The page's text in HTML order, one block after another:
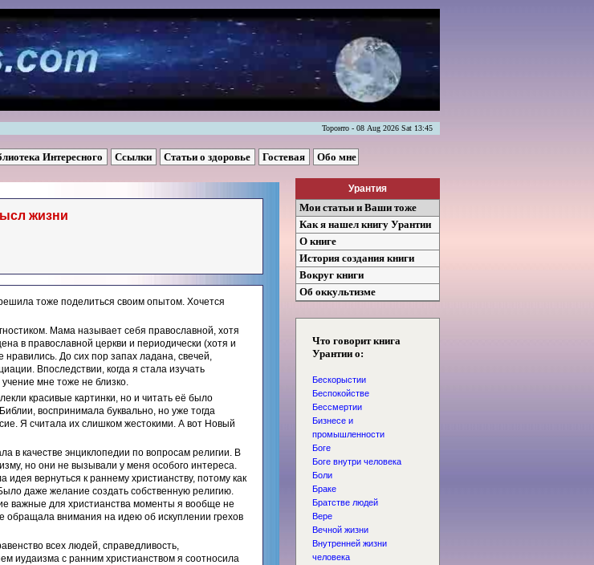
Торонто - 08 Aug 2026 Sat 13:45
Интересного Ссылки Статьи о здоровье Гостевая Обо мне
жизни
тоже поделиться своим опытом. Хочется
Мама называет себя православной, хотя
в православной церкви и периодически (хотя и
До сих пор запах ладана, свечей,
Впоследствии, когда я стала изучать
мне тоже не близко.
красивые картинки, но и читать её было
воспринимала буквально, но уже тогда
Я считала их слишком жестокими. А вот Новый
в качестве энциклопедии по вопросам религии. В
но они не вызывали у меня особого интереса.
идея вернуться к раннему христианству, потому как
даже желание создать собственную религию.
важные для христианства моменты я вообще не
обращала внимания на идею об искуплении грехов
всех людей, справедливость,
иудаизма с ранним христианством я соотносила
Урантия
Мои статьи и Ваши тоже
Как я нашел книгу Урантии
О книге
История создания книги
Вокруг книги
Об оккультизме
Что говорит книга
Урантии о:
Бескорыстии
Беспокойстве
Бессмертии
Бизнесе и
промышленности
Боге
Боге внутри человека
Боли
Браке
Братстве людей
Вере
Вечной жизни
Внутренней жизни
человека